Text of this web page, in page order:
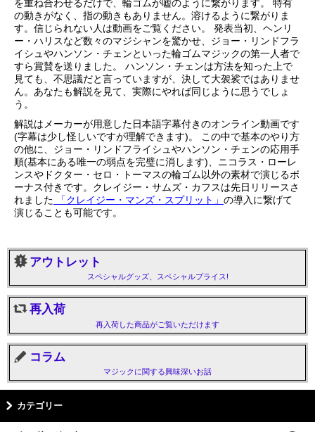
を重ね合わせるだけで、輪ゴムが嘘のように繋がります。 特有
の動きがなく、指の動きもありません。溶けるように繋がりま
す。信じられない人は動画をご覧ください。 発表当初、ヘンリ
ー・ハリスなど数々のマジシャンを驚かせ、ジョー・リンドフラ
イシュやハンソン・チェンといった輪ゴムマジックの第一人者で
すら賞賛を送りました。 ハンソン・チェンは方法を知った上で
見ても、不思議だと言っていますが、決して大袈裟ではありませ
ん。あなたも解説を見て、実際にやれば同じように思うでしょ
う。
解説はメーカーが用意した日本語字幕付きのオンライン動画です
(字幕は少し怪しいですが理解できます)。 この中で基本のやり方
の他に、ジョー・リンドフライシュやハンソン・チェンの応用手
順(基本にある唯一の弱点を完璧に消します)、ニコラス・ローレ
ンスやドクター・セロ・トーマスの輪ゴム以外の素材で演じるボ
ーナス付きです。クレイジー・サムズ・カフスは先日リリースさ
れました 「クレイジー・マンズ・スプリット」 の導入に繋げて
演じることも可能です。
アウトレット
スペシャルグッズ、スペシャルプライス!
再入荷
再入荷した商品がご覧いただけます
コラム
マジックに関する興味深いお話
カテゴリー